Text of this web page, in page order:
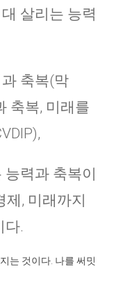
살리는 능력
축복(막
축복, 미래를
력과 축복이
제, 미래까지
다.
는 것이다. 나를 써밋